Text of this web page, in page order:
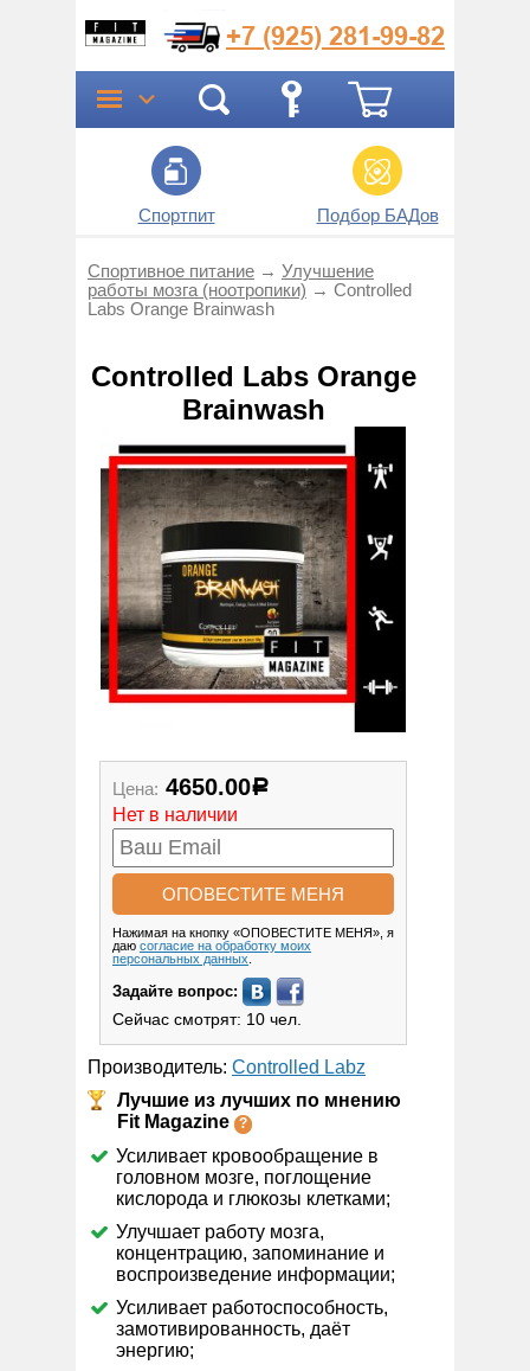
+7 (925) 281-99-82
Спортпит Подбор БАДов
Спортивное питание → Улучшение
работы мозга (ноотропики) → Controlled
Labs Orange Brainwash
Controlled Labs Orange
Brainwash
Цена: 4650.00Р
Нет в наличии
Нажимая на кнопку «ОПОВЕСТИТЕ МЕНЯ», я
даю согласие на обработку моих
персональных данных
Задайте вопрос:
Сейчас смотрят: 10 чел.
Производитель: Controlled Labz
Лучшие из лучших по мнению
Fit Magazine
Усиливает кровообращение в
головном мозге, поглощение
кислорода и глюкозы клетками;
Улучшает работу мозга,
концентрацию, запоминание и
воспроизведение информации;
Усиливает работоспособность,
замотивированность, даёт
энергию;